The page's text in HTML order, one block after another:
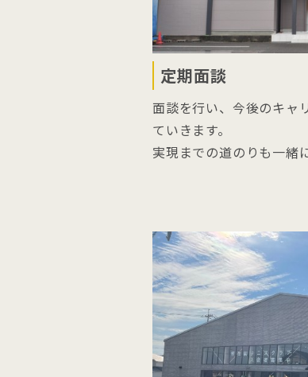
定期面談
面談を行い、今後のキャ
ていきます。
実現までの道のりも一緒